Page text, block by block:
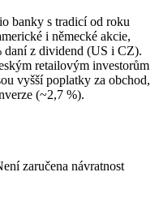
banky s tradicí od roku
i německé akcie,
daní z dividend (US i CZ).
retailovým investorům
vyšší poplatky za obchod,
(~2,7 %).
zaručena návratnost